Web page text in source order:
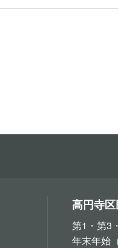
高円寺
第1・第3
年末年始